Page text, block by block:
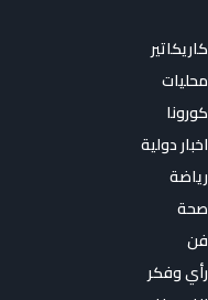
كاريكاتير
محليات
كورونا
اخبار دولية
رياضة
صحة
فن
رأي وفكر